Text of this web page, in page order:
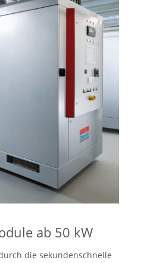
ab 50 kW
die sekundenschnelle